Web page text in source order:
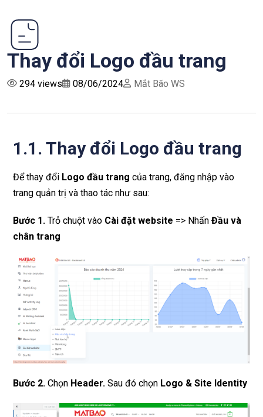
Thay đổi Logo đầu trang
294 views 08/06/2024 Mắt Bão WS
1.1. Thay đổi Logo đầu trang
Để thay đổi Logo đầu trang của trang, đăng nhập vào
trang quản trị và thao tác như sau:
Bước 1. Trỏ chuột vào Cài đặt website => Nhấn Đầu và
chân trang
Bước 2. Chọn Header. Sau đó chọn Logo & Site Identity